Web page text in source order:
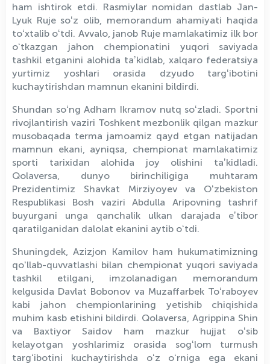
ham ishtirok etdi. Rasmiylarnomidan dastlab Jan-
Lyuk Ruje soʻz olib, memorandum ahamiyati haqida
toʻxtalib oʻtdi. Avvalo, janob Ruje mamlakatimiz ilk bor
oʻtkazgan jahon chempionatini yuqori saviyada
tashkil etganini alohida taʼkidlab, xalqaro federatsiya
yurtimiz yoshlari orasida dzyudo targʻibotini
kuchaytirishdan mamnun ekanini bildirdi.
Shundan soʻng Adham Ikramov nutq soʻzladi. Sportni
rivojlantirish vaziri Toshkent mezbonlik qilgan mazkur
musobaqada terma jamoamiz qayd etgan natijadan
mamnun ekani, ayniqsa, chempionat mamlakatimiz
sporti tarixidan alohida joy olishini taʼkidladi.
Qolaversa, dunyo birinchiligiga muhtaram
Prezidentimiz Shavkat Mirziyoyev va Oʻzbekiston
Respublikasi Bosh vaziri Abdulla Aripovning tashrif
buyurgani unga qanchalik ulkan darajada eʼtibor
qaratilganidan dalolat ekanini aytib oʻtdi.
Shuningdek, Azizjon Kamilov ham hukumatimizning
qoʻllab-quvvatlashi bilan chempionat yuqori saviyada
tashkil etilgani, imzolanadigan memorandum
kelgusida Davlat Bobonov va Muzaffarbek Toʻraboyev
kabi jahon chempionlarining yetishib chiqishida
muhim kasb etishini bildirdi. Qolaversa, Agrippina Shin
va Baxtiyor Saidov ham mazkur hujjat oʻsib
kelayotgan yoshlarimiz orasida sogʻlom turmush
targʻibotini kuchaytirishda oʻz oʻrniga ega ekani